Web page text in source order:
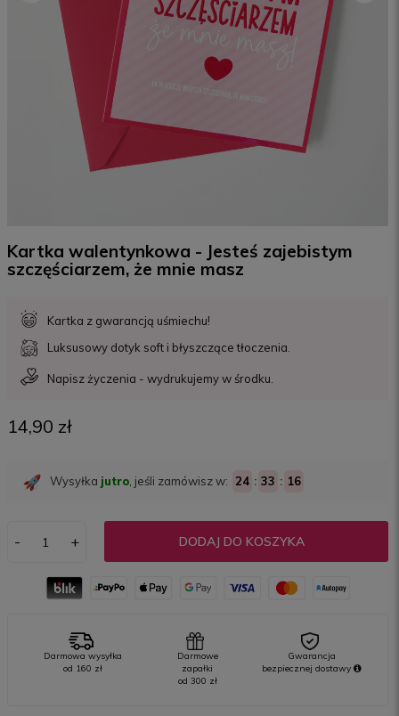
Kartka walentynkowa - Jesteś zajebistym
szczęściarzem, że mnie masz
Kartka z gwarancją uśmiechu!
Luksusowy dotyk soft i błyszczące tłoczenia.
Napisz życzenia - wydrukujemy w środku.
14,90 zł
Wysyłka jutro , jeśli zamówisz w: 24 : 33 : 16
- + DODAJ DO KOSZYKA
Darmowa wysyłka
od 160 zł
Darmowe
zapałki
od 300 zł
Gwarancja
bezpiecznejdostawy